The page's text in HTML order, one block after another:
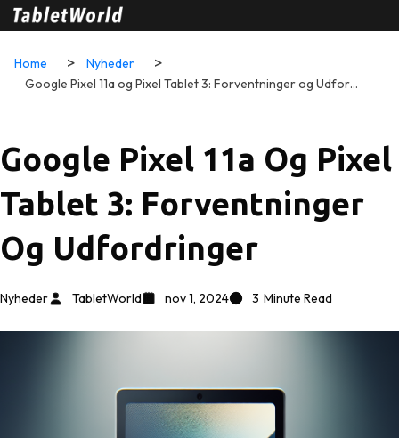
Home
Nyheder
Google Pixel 11a og Pixel Tablet 3: Forventninger og Udfordringer
Google Pixel 11a Og Pixel
Tablet 3: Forventninger
Og Udfordringer
Nyheder TabletWorld nov 1, 2024 3 Minute Read